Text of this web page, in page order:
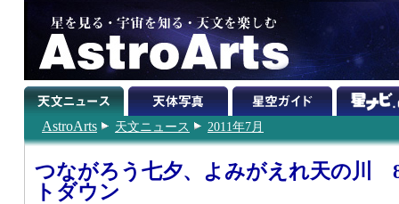
AstroArts 天文ニュース 2011年7月
つながろう七夕、よみがえれ天の川
トダウン